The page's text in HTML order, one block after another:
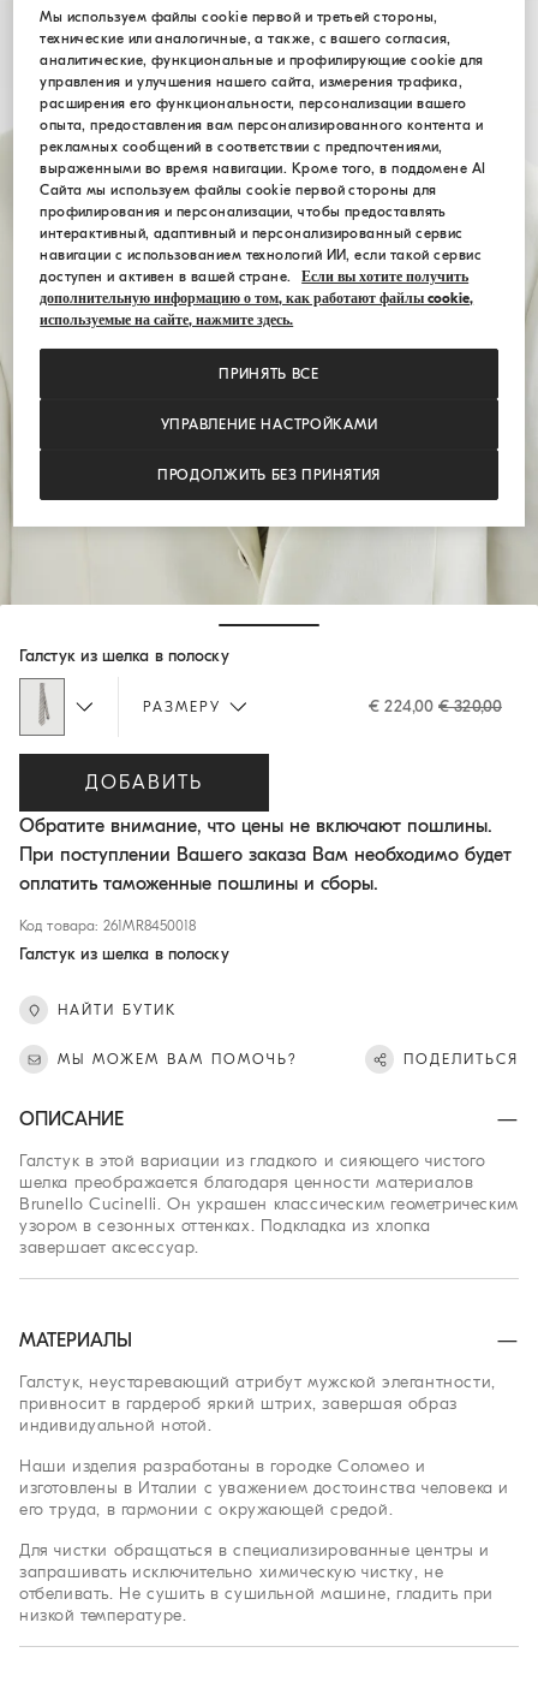
Галстук из шелка в полоску
РАЗМЕРУ € 224,00 € 320,00
ДОБАВИТЬ
Обратите внимание, что цены не включают пошлины.
При поступлении Вашего заказа Вам необходимо будет
оплатить таможенные пошлины и сборы.
Код товара: 261MR8450018
Галстук из шелка в полоску
НАЙТИ БУТИК
МЫ МОЖЕМ ВАМ ПОМОЧЬ? ПОДЕЛИТЬСЯ
ОПИСАНИЕ
Галстук в этой вариации из гладкого и сияющего чистого
шелка преображается благодаря ценности материалов
Brunello Cucinelli. Он украшен классическим геометрическим
узором в сезонных оттенках. Подкладка из хлопка
завершает аксессуар.
МАТЕРИАЛЫ
Галстук, неустаревающий атрибут мужской элегантности,
привносит в гардероб яркий штрих, завершая образ
индивидуальной нотой.
Наши изделия разработаны в городке Соломео и
изготовлены в Италии с уважением достоинства человека и
его труда, в гармонии с окружающей средой.
Для чистки обращаться в специализированные центры и
запрашивать исключительно химическую чистку, не
отбеливать. Не сушить в сушильной машине, гладить при
низкой температуре.
Мы используем файлы cookie первой и третьей стороны,
технические или аналогичные, а также, с вашего согласия,
аналитические, функциональные и профилирующие cookie для
управления и улучшения нашего сайта, измерения трафика,
расширения его функциональности, персонализации вашего
опыта, предоставления вам персонализированного контента и
рекламных сообщений в соответствии с предпочтениями,
выраженными во время навигации. Кроме того, в поддомене AI
Сайта мы используем файлы cookie первой стороны для
профилирования и персонализации, чтобы предоставлять
интерактивный, адаптивный и персонализированный сервис
навигации с использованием технологий ИИ, если такой сервис
доступен и активен в вашей стране.
Если вы хотите получить
дополнительную информацию о том, как работают файлы cookie,
используемые на сайте, нажмите здесь.
УПРАВЛЕНИЕ НАСТРОЙКАМИ
ПРОДОЛЖИТЬ БЕЗ ПРИНЯТИЯ
ПРИНЯТЬ ВСЕ